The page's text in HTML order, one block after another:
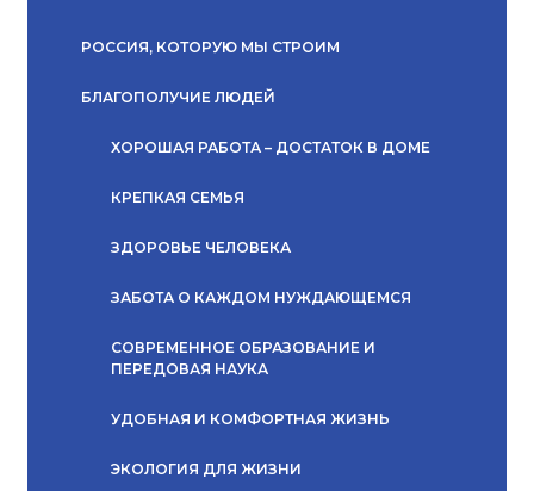
РОССИЯ, КОТОРУЮ МЫ СТРОИМ
БЛАГОПОЛУЧИЕ ЛЮДЕЙ
ХОРОШАЯ РАБОТА – ДОСТАТОК В ДОМЕ
КРЕПКАЯ СЕМЬЯ
ЗДОРОВЬЕ ЧЕЛОВЕКА
ЗАБОТА О КАЖДОМ НУЖДАЮЩЕМСЯ
СОВРЕМЕННОЕ ОБРАЗОВАНИЕ И
ПЕРЕДОВАЯ НАУКА
УДОБНАЯ И КОМФОРТНАЯ ЖИЗНЬ
ЭКОЛОГИЯ ДЛЯ ЖИЗНИ